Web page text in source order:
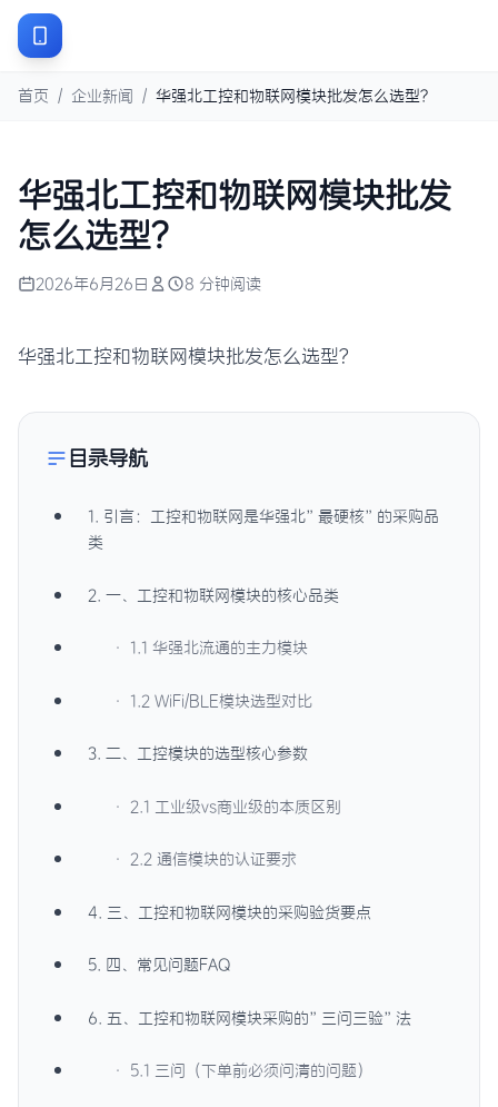
首页 / 企业新闻 / 华强北工控和物联网模块批发怎么选型？
华强北工控和物联网模块批发
怎么选型？
2026年6月26日 8 分钟阅读
华强北工控和物联网模块批发怎么选型？
目录导航
1. 引言：工控和物联网是华强北”最硬核”的采购品
类
2. 一、工控和物联网模块的核心品类
· 1.1 华强北流通的主力模块
· 1.2 WiFi/BLE模块选型对比
3. 二、工控模块的选型核心参数
· 2.1 工业级vs商业级的本质区别
· 2.2 通信模块的认证要求
4. 三、工控和物联网模块的采购验货要点
5. 四、常见问题FAQ
6. 五、工控和物联网模块采购的”三问三验”法
· 5.1 三问（下单前必须问清的问题）